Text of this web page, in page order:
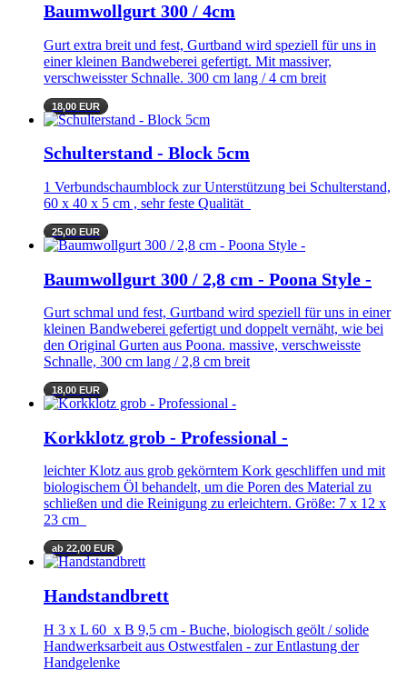
Baumwollgurt 300 / 4cm
Gurt extra breit und fest, Gurtband wird speziell für uns in
einer kleinen Bandweberei gefertigt. Mit massiver,
verschweisster Schnalle. 300 cm lang / 4 cm breit
18,00 EUR
Schulterstand - Block 5cm
1 Verbundschaumblock zur Unterstützung bei Schulterstand,
60 x 40 x 5 cm , sehr feste Qualität
25,00 EUR
Baumwollgurt 300 / 2,8 cm - Poona Style -
Gurt schmal und fest, Gurtband wird speziell für uns in einer
kleinen Bandweberei gefertigt und doppelt vernäht, wie bei
den Original Gurten aus Poona. massive, verschweisste
Schnalle, 300 cm lang / 2,8 cm breit
18,00 EUR
Korkklotz grob - Professional -
leichter Klotz aus grob gekörntem Kork geschliffen und mit
biologischem Öl behandelt, um die Poren des Material zu
schließen und die Reinigung zu erleichtern. Größe: 7 x 12 x
23 cm
ab 22,00 EUR
Handstandbrett
H 3 x L 60 x B 9,5 cm - Buche, biologisch geölt / solide
Handwerksarbeit aus Ostwestfalen - zur Entlastung der
Handgelenke